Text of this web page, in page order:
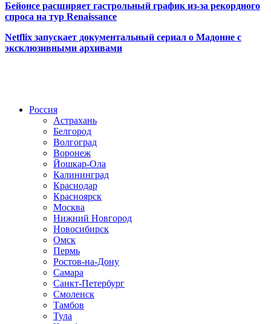
Бейонсе расширяет гастрольный график из-за рекордного
спроса на тур Renaissance
Netflix запускает документальный сериал о Мадонне с
эксклюзивными архивами
Россия
Астрахань
Белгород
Волгоград
Воронеж
Йошкар-Ола
Калининград
Краснодар
Красноярск
Москва
Нижний Новгород
Новосибирск
Омск
Пермь
Ростов-на-Дону
Самара
Санкт-Петербург
Смоленск
Тамбов
Тула